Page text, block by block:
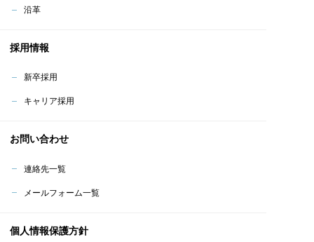
沿革
採用情報
新卒採用
キャリア採用
お問い合わせ
連絡先一覧
メールフォーム一覧
個人情報保護方針